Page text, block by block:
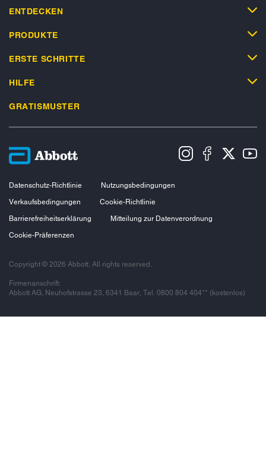
ENTDECKEN
PRODUKTE
ERSTE SCHRITTE
HILFE
GRATISMUSTER
Datenschutz-Richtlinie
Nutzungsbedingungen
Verkaufsbedingungen
Cookie-Richtlinie
Barrierefreiheitserklärung
Mitteilung zur Datenverordnung
Cookie-Präferenzen
Copyright © 2026 Abbott. All rights reserved.
Firmenanschrift:
Abbott AG, Neuhofstrasse 23, 6341 Baar, Tel. 0800 804 404** (kostenlos)